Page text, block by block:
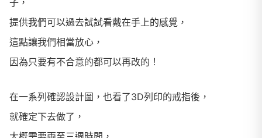
提供我們可以過去試試看戴在手上的感覺，
這點讓我們相當放心，
因為只要有不合意的都可以再改的！
在一系列確認設計圖，也看了3D列印的戒指後，
就確定下去做了，